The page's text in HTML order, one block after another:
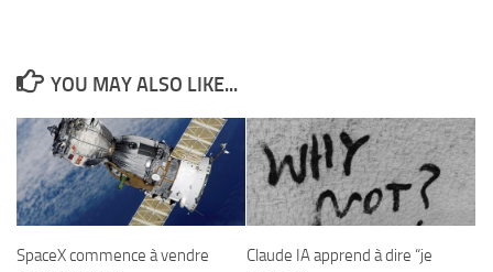
YOU MAY ALSO LIKE...
SpaceX commence à vendre
Claude IA apprend à dire “je